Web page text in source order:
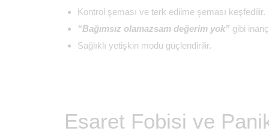
Kontrol şeması ve terk edilme şeması keşfedilir.
“Bağımsız olamazsam değerim yok” gibi
Sağlıklı yetişkin modu güçlendirilir.
Esaret Fobisi ve